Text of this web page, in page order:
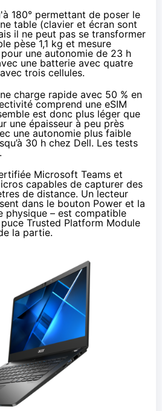
180° permettant de poser le
table (clavier et écran sont
il ne peut pas se transformer
pèse 1,1 kg et mesure
pour une autonomie de 23 h
une batterie avec quatre
trois cellules.
charge rapide avec 50 % en
comprend une eSIM
est donc plus léger que
une épaisseur à peu près
une autonomie plus faible
30 h chez Dell. Les tests
Microsoft Teams et
capables de capturer des
de distance. Un lecteur
dans le bouton Power et la
physique – est compatible
Trusted Platform Module
la partie.